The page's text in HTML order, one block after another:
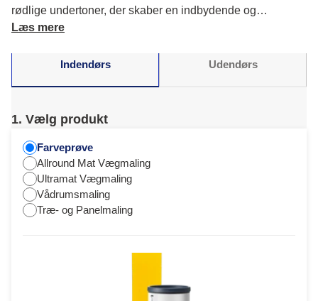
rødlige undertoner, der skaber en indbydende og
harmonisk stemning i din bolig. Læs mere om farvens
Læs mere
Indendørs Udendørs
1. Vælg produkt
Farveprøve
Allround Mat Vægmaling
Ultramat Vægmaling
Vådrumsmaling
Træ- og Panelmaling